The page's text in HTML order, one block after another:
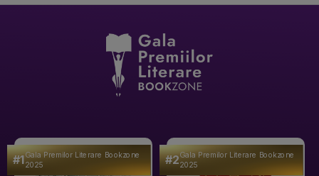
#1Gala Premilor Literare Bookzone
2025 #2Gala Premilor Literare Bookzone
2025